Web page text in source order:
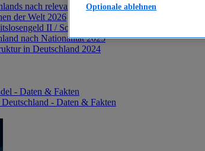
nach relevanten Altersgruppen 2024
der Welt 2026
II / Sozialgeld / Bürgergeld in Deutschland
nach Nationalität 2025
in Deutschland 2024
- Daten & Fakten
- Daten & Fakten
Optionale ablehnen